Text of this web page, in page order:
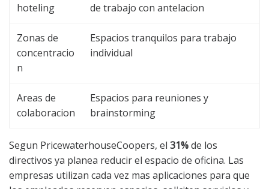
hoteling
de trabajo con antelacion
Zonas de
concentracio
n
Espacios tranquilos para trabajo
individual
Areas de
colaboracion
Espacios para reuniones y
brainstorming
Segun PricewaterhouseCoopers, el 31%de los
directivos ya planea reducir el espacio de oficina. Las
empresas utilizan cada vez mas aplicaciones para que